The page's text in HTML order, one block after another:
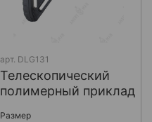
арт. DLG131
Телескопический
полимерный приклад
Размер